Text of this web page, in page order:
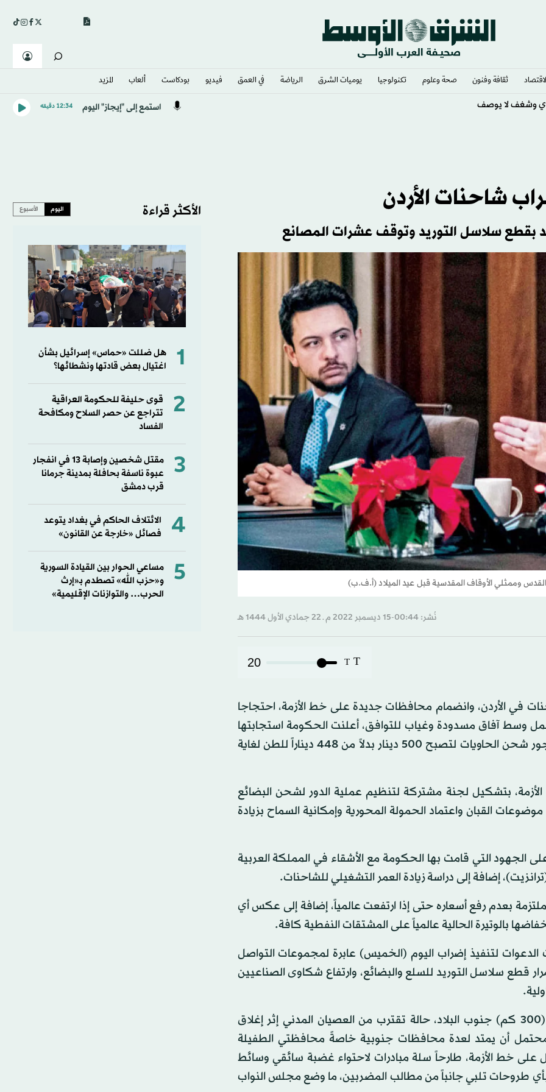
ثقافة وفنون صحة وعلوم تكنولوجيا يوميات الشرق​ الرياضة في العمق فيديو بودكاست ألعاب المزيد
وشغف لا يوصف استمع إلى "إيجاز" اليوم 12:34 دقيقه
شاحنات الأردن
بقطع سلاسل التوريد وتوقف عشرات المصانع
القدس وممثلي الأوقاف المقدسية قبل عيد الميلاد (أ.ف.ب)
نُشر: 00:44-15 ديسمبر 2022 م ـ 22 جمادي الأول 1444 هـ
T
T
20
الأردن، وانضمام محافظات جديدة على خط الأزمة، احتجاجا
وسط آفاق مسدودة وغياب للتوافق، أعلنت الحكومة استجابتها
‏المباشرة لمطالب نقابة أصحاب السيارات الشاحنة ‏بزيادة أجور شحن الحاويات لتصبح 500 دينار بدلاً من 448 ديناراً للطن لغاية
الأزمة، بتشكيل لجنة مشتركة لتنظيم عملية ‏الدور لشحن البضائع
‏القبان واعتماد الحمولة المحورية وإمكانية السماح بزيادة
الجهود التي قامت بها الحكومة مع ‏الأشقاء في المملكة العربية
إضافة إلى دراسة زيادة العمر التشغيلي للشاحنات.‏
بعدم رفع أسعاره حتى إذا ارتفعت عالمياً، إضافة إلى عكس ‏أي
بالوتيرة الحالية ‏عالمياً على المشتقات النفطية كافة.‏
الدعوات لتنفيذ إضراب اليوم (الخميس) عابرة لمجموعات التواصل
قطع سلاسل التوريد للسلع والبضائع، وارتفاع شكاوى الصناعيين
وكان الأمر ازداد تعقيداً مع حديث عن إعلان مدينة معان (300 كم) جنوب البلاد، حالة تقترب من العصيان المدني إثر إغلاق
أن يمتد لعدة محافظات جنوبية خاصةً محافظتي الطفيلة
خط الأزمة، طارحاً سلة مبادرات لاحتواء غضبة سائقي وسائط
طروحات تلبي جانباً من مطالب المضربين، ما وضع مجلس النواب
الأكثر قراءة اليوم الأسبوع
1
هل ضللت «حماس» إسرائيل بشأن
اغتيال بعض قادتها ونشطائها؟
2
قوى حليفة للحكومة العراقية
تتراجع عن حصر السلاح ومكافحة
الفساد
3
مقتل شخصين وإصابة 13 في انفجار
عبوة ناسفة بحافلة بمدينة جرمانا
قرب دمشق
4
الائتلاف الحاكم في بغداد يتوعد
فصائل «خارجة عن القانون»
5
مساعي الحوار بين القيادة السورية
و«حزب الله» تصطدم بـ«إرث
الحرب… والتوازنات الإقليمية»